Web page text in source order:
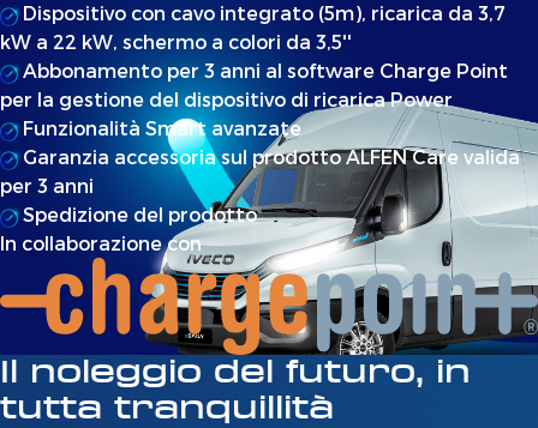
Dispositivo con cavo integrato (5m), ricarica da 3,7
kW a 22 kW, schermo a colori da 3,5''
Abbonamento per 3 anni al software Charge Point
per la gestione del dispositivo di ricarica Power
Funzionalità Smart avanzate
Garanzia accessoria sul prodotto ALFEN Care valida
per 3 anni
Spedizione del prodotto
In collaborazione con
Il noleggio del futuro, in
tutta tranquillità